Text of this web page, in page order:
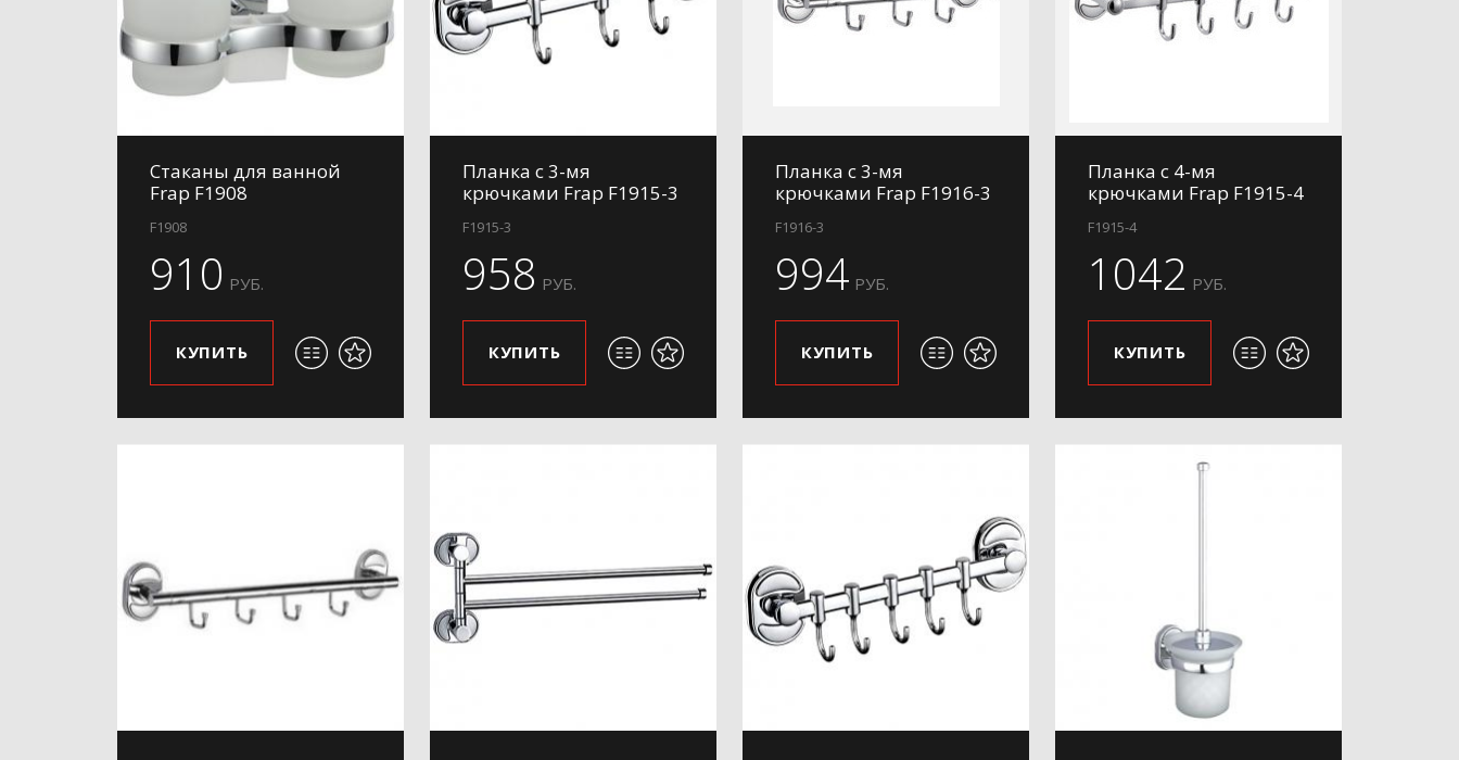
Стаканы для ванной
Frap F1908
F1908
910 РУБ.
КУПИТЬ
Планка с 3-мя
крючками Frap F1915-3
F1915-3
958 РУБ.
КУПИТЬ
Планка с 3-мя
крючками Frap F1916-3
F1916-3
994 РУБ.
КУПИТЬ
Планка с 4-мя
крючками Frap F1915-4
F1915-4
1042 РУБ.
КУПИТЬ